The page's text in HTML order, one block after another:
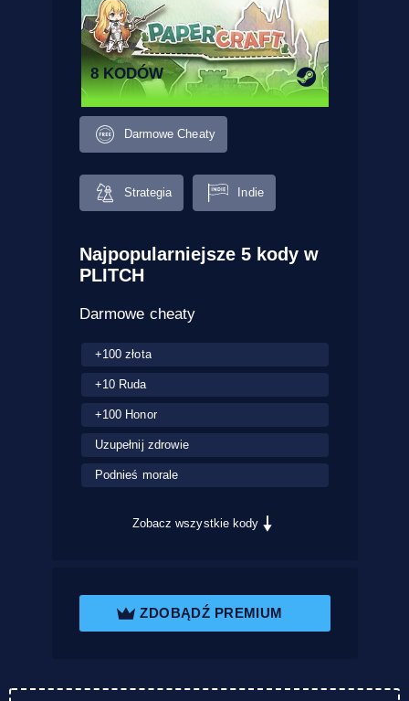
8 KODÓW
Darmowe Cheaty
Strategia Indie
Najpopularniejsze 5 kody w
PLITCH
Darmowe cheaty
+100 złota
+10 Ruda
+100 Honor
Uzupełnij zdrowie
Podnieś morale
Zobacz wszystkie kody
ZDOBĄDŹ PREMIUM